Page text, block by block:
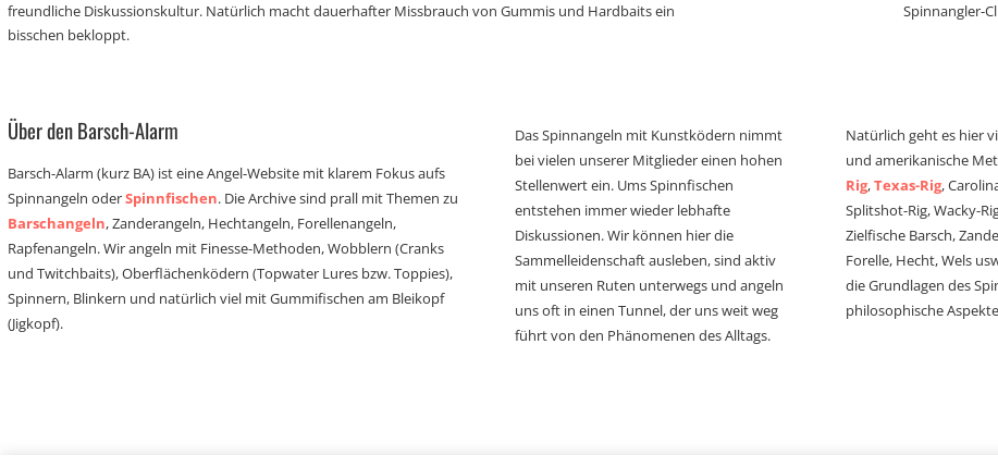
freundliche Diskussionskultur. Natürlich macht dauerhafter Missbrauch von Gummis und Hardbaits ein
bisschen bekloppt.
Spinnangler-
Über den Barsch-Alarm
Barsch-Alarm (kurz BA) ist eine Angel-Website mit klarem Fokus aufs
Spinnangeln oderSpinnfischen. Die Archive sind prall mit Themen zu
Barschangeln, Zanderangeln, Hechtangeln, Forellenangeln,
Rapfenangeln. Wir angeln mit Finesse-Methoden, Wobblern (Cranks
und Twitchbaits), Oberflächenködern (Topwater Lures bzw. Toppies),
Spinnern, Blinkern und natürlich viel mit Gummifischen am Bleikopf
(Jigkopf).
Das Spinnangeln mit Kunstködern nimmt
bei vielen unserer Mitglieder einen hohen
Stellenwert ein. Ums Spinnfischen
entstehen immer wieder lebhafte
Diskussionen. Wir können hier die
Sammelleidenschaft ausleben, sind aktiv
mit unseren Ruten unterwegs und angeln
uns oft in einen Tunnel, der uns weit weg
führt von den Phänomenen des Alltags.
Natürlich geht es hier
und amerikanische
Rig,Texas-Rig,
Splitshot-Rig, Wacky-
Zielfische Barsch,
Forelle, Hecht, Wels
die Grundlagen des
philosophische